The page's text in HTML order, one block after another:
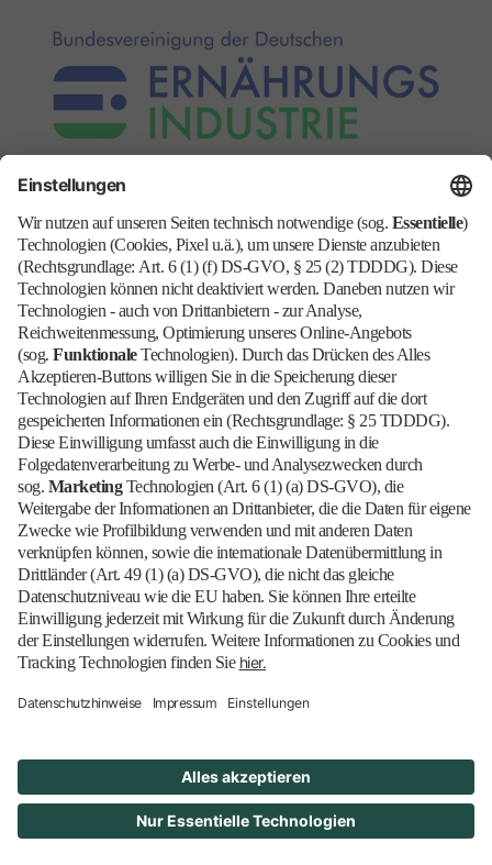
Christoph Minhoff , Hauptgeschäftsführer
www.ernaehrungsindustrie.de
Oliver Numrich(BVE), Referent Presse und
Öffentlichkeitsarbeit
T: +49 (0)30-200 786 167
numrich@ernaehrungsindustrie.de
BarrierefreiBlog
EN
KontaktNewsletterDownloads
ImpressumDatenschutzCookies
Erklärung zur BarrierefreiheitBarrierefrei
© 2026 Messe Berlin